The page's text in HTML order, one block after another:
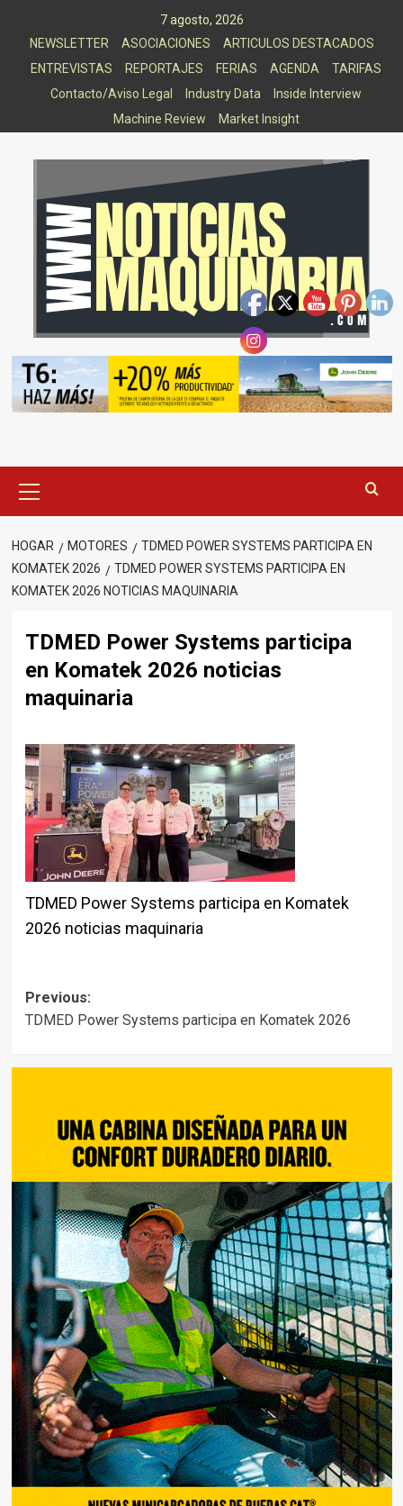
7 agosto, 2026
NEWSLETTER
ASOCIACIONES
ARTICULOS DESTACADOS
ENTREVISTAS
REPORTAJES FERIAS AGENDA
TARIFAS
Contacto/Aviso Legal
Industry Data
Inside Interview
Machine Review
Market Insight
principal
HOGAR MOTORES
TDMED POWER SYSTEMS PARTICIPA EN
KOMATEK 2026
TDMED POWER SYSTEMS PARTICIPA EN
KOMATEK 2026 NOTICIAS MAQUINARIA
TDMED Power Systems participa
en Komatek 2026 noticias
maquinaria
TDMED Power Systems participa en Komatek
2026 noticias maquinaria
Post
navigation
Previous:
TDMED Power Systems participa en Komatek 2026